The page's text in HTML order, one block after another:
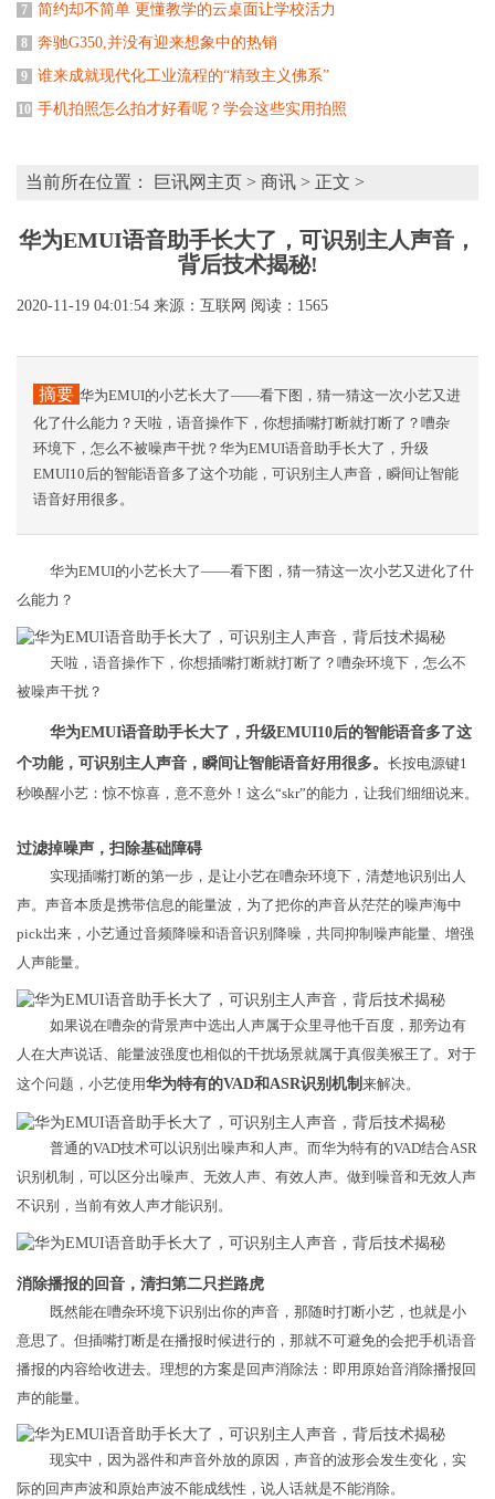
7 简约却不简单 更懂教学的云桌面让学校活力
8 奔驰G350,并没有迎来想象中的热销
9 谁来成就现代化工业流程的“精致主义佛系”
10 手机拍照怎么拍才好看呢？学会这些实用拍照
当前所在位置： 巨讯网主页 > 商讯 > 正文 >
华为EMUI语音助手长大了，可识别主人声音，
背后技术揭秘!
2020-11-19 04:01:54 来源：互联网 阅读：1565
摘要 华为EMUI的小艺长大了——看下图，猜一猜这一次小艺又进
化了什么能力？天啦，语音操作下，你想插嘴打断就打断了？嘈杂
环境下，怎么不被噪声干扰？华为EMUI语音助手长大了，升级
EMUI10后的智能语音多了这个功能，可识别主人声音，瞬间让智能
语音好用很多。
华为EMUI的小艺长大了——看下图，猜一猜这一次小艺又进化了什
么能力？
天啦，语音操作下，你想插嘴打断就打断了？嘈杂环境下，怎么不
被噪声干扰？
华为EMUI语音助手长大了，升级EMUI10后的智能语音多了这
个功能，可识别主人声音，瞬间让智能语音好用很多。 长按电源键1
秒唤醒小艺：惊不惊喜，意不意外！这么“skr”的能力，让我们细细说来。
过滤掉噪声，扫除基础障碍
实现插嘴打断的第一步，是让小艺在嘈杂环境下，清楚地识别出人
声。声音本质是携带信息的能量波，为了把你的声音从茫茫的噪声海中
pick出来，小艺通过音频降噪和语音识别降噪，共同抑制噪声能量、增强
人声能量。
如果说在嘈杂的背景声中选出人声属于众里寻他千百度，那旁边有
人在大声说话、能量波强度也相似的干扰场景就属于真假美猴王了。对于
这个问题，小艺使用华为特有的VAD和ASR识别机制 来解决。
普通的VAD技术可以识别出噪声和人声。而华为特有的VAD结合ASR
识别机制，可以区分出噪声、无效人声、有效人声。做到噪音和无效人声
不识别，当前有效人声才能识别。
消除播报的回音，清扫第二只拦路虎
既然能在嘈杂环境下识别出你的声音，那随时打断小艺，也就是小
意思了。但插嘴打断是在播报时候进行的，那就不可避免的会把手机语音
播报的内容给收进去。理想的方案是回声消除法：即用原始音消除播报回
声的能量。
现实中，因为器件和声音外放的原因，声音的波形会发生变化，实
际的回声声波和原始声波不能成线性，说人话就是不能消除。